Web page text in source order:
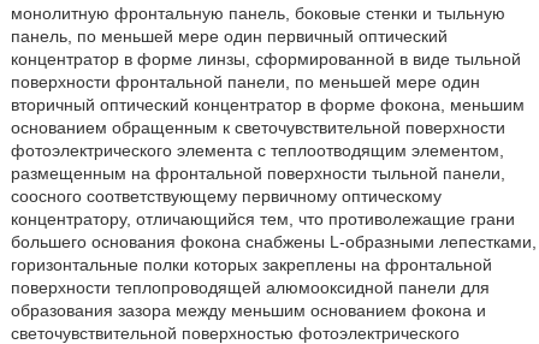
монолитную фронтальную панель, боковые стенки и тыльную
панель, по меньшей мере один первичный оптический
концентратор в форме линзы, сформированной в виде тыльной
поверхности фронтальной панели, по меньшей мере один
вторичный оптический концентратор в форме фокона, меньшим
основанием обращенным к светочувствительной поверхности
фотоэлектрического элемента с теплоотводящим элементом,
размещенным на фронтальной поверхности тыльной панели,
соосного соответствующему первичному оптическому
концентратору, отличающийся тем, что противолежащие грани
большего основания фокона снабжены L-образными лепестками,
горизонтальные полки которых закреплены на фронтальной
поверхности теплопроводящей алюмооксидной панели для
образования зазора между меньшим основанием фокона и
светочувствительной поверхностью фотоэлектрического